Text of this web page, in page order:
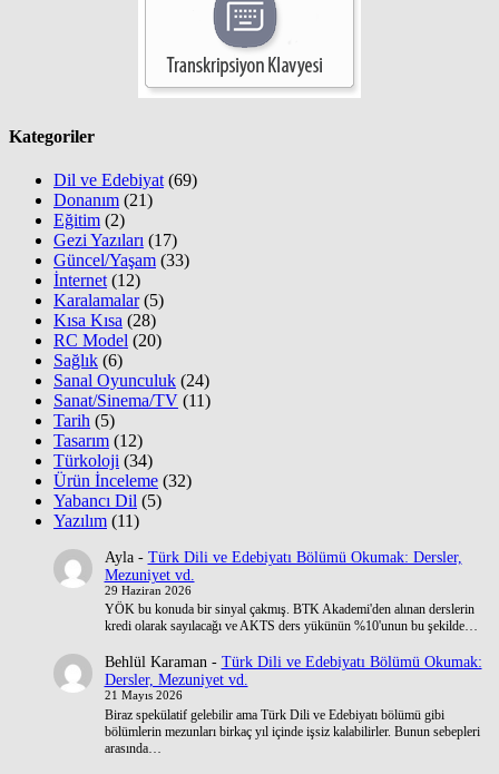
Kategoriler
Dil ve Edebiyat (69)
Donanım (21)
Eğitim (2)
Gezi Yazıları (17)
Güncel/Yaşam (33)
İnternet (12)
Karalamalar(5)
Kısa Kısa (28)
RC Model (20)
Sağlık (6)
Sanal Oyunculuk (24)
Sanat/Sinema/TV (11)
Tarih (5)
Tasarım (12)
Türkoloji (34)
Ürün İnceleme (32)
Yabancı Dil (5)
Yazılım (11)
Ayla- Türk Dili ve Edebiyatı Bölümü Okumak: Dersler,
Mezuniyet vd.
29 Haziran 2026
YÖK bu konuda bir sinyal çakmış. BTK Akademi'den alınan derslerin
kredi olarak sayılacağı ve AKTS ders yükünün %10'unun bu şekilde…
Behlül Karaman- Türk Dili ve Edebiyatı Bölümü Okumak:
Dersler, Mezuniyet vd.
21 Mayıs 2026
Biraz spekülatif gelebilir ama Türk Dili ve Edebiyatı bölümü gibi
bölümlerin mezunları birkaç yıl içinde işsiz kalabilirler. Bunun sebepleri
arasında…